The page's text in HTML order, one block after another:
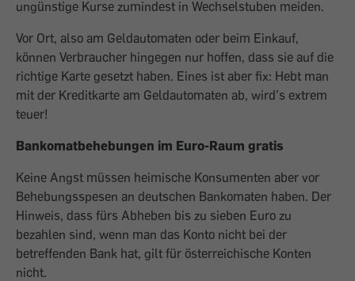
ungünstige Kurse zumindest in Wechselstuben meiden.
Vor Ort, also am Geldautomaten oder beim Einkauf,
können Verbraucher hingegen nur hoffen, dass sie auf die
richtige Karte gesetzt haben. Eines ist aber fix: Hebt man
mit der Kreditkarte am Geldautomaten ab, wird’s extrem
teuer!
Bankomatbehebungen im Euro-Raum gratis
Keine Angst müssen heimische Konsumenten aber vor
Behebungsspesen an deutschen Bankomaten haben. Der
Hinweis, dass fürs Abheben bis zu sieben Euro zu
bezahlen sind, wenn man das Konto nicht bei der
betreffenden Bank hat, gilt für österreichische Konten
nicht.